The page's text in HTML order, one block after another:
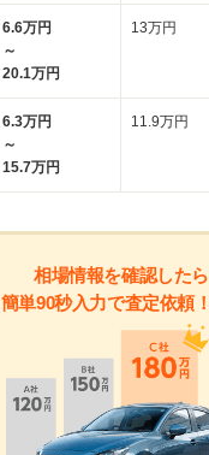
6.6万円
～
20.1万円
13万円
6.3万円
～
15.7万円
11.9万円
相場情報を確認したら
簡単90秒入力で査定依頼！